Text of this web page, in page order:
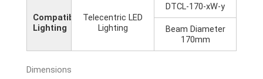
Compatible
Lighting
Telecentric LED
Lighting
DTCL-170-xW-y
Beam Diameter
170mm
Dimensions